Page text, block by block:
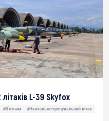
L-39 Skyfox
#В'єтнам
#Навчально-тренувальний літак